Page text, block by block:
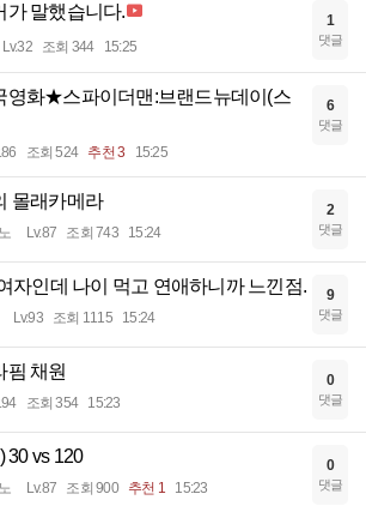
가 말했습니다.
Lv.32 조회 344 15:25
1
댓글
화★스파이더맨:브랜드뉴데이(스
조회 524 추천 3 15:25
6
댓글
몰래카메라
Lv.87 조회 743 15:24
2
댓글
자인데 나이 먹고 연애하니까 느낀점.
Lv.93 조회 1115 15:24
9
댓글
핌 채원
조회 354 15:23
0
댓글
30 vs 120
Lv.87 조회 900 추천 1 15:23
0
댓글